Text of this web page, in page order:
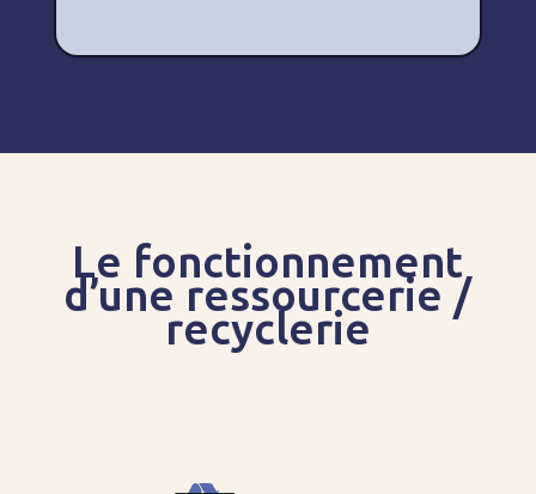
Le fonctionnement
d’une ressourcerie /
recyclerie